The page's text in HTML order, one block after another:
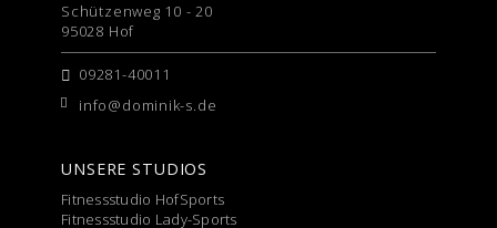
Schützenweg 10 - 20
95028 Hof
09281-40011
info@dominik-s.de
UNSERE STUDIOS
Fitnessstudio HofSports
Fitnessstudio Lady-Sports